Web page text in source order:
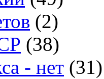
(2)
(38)
- нет (31)